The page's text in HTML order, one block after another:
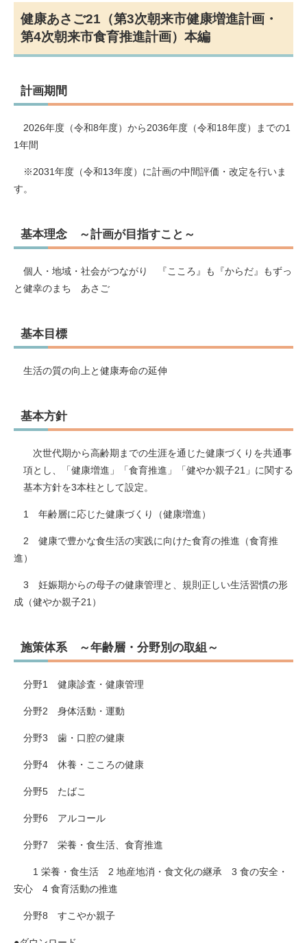
健康あさご21（第3次朝来市健康増進計画・
第4次朝来市食育推進計画）本編
計画期間
2026年度（令和8年度）から2036年度（令和18年度）までの1
1年間
※2031年度（令和13年度）に計画の中間評価・改定を行いま
す。
基本理念 ～計画が目指すこと～
個人・地域・社会がつながり 『こころ』も『からだ』もずっ
と健幸のまち あさご
基本目標
生活の質の向上と健康寿命の延伸
基本方針
次世代期から高齢期までの生涯を通じた健康づくりを共通事
項とし、「健康増進」「食育推進」「健やか親子21」に関する
基本方針を3本柱として設定。
1 年齢層に応じた健康づくり（健康増進）
2 健康で豊かな食生活の実践に向けた食育の推進（食育推
進）
3 妊娠期からの母子の健康管理と、規則正しい生活習慣の形
成（健やか親子21）
施策体系 ～年齢層・分野別の取組～
分野1 健康診査・健康管理
分野2 身体活動・運動
分野3 歯・口腔の健康
分野4 休養・こころの健康
分野5 たばこ
分野6 アルコール
分野7 栄養・食生活、食育推進
1 栄養・食生活 2 地産地消・食文化の継承 3 食の安全・
安心 4 食育活動の推進
分野8 すこやか親子